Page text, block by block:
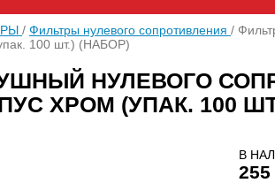
/ Фильтры нулевого сопротивления /
100 шт.) (НАБОР)
НУЛЕВОГО
ХРОМ (УПАК. 100
В
255